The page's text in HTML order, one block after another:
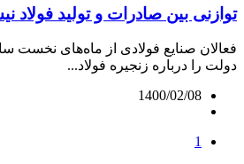
توازنی بین صادرات و تولید فولاد
فعالان صنایع فولادی از ماه‌های
دولت را درباره زنجیره فولاد...
1400/02/08
1